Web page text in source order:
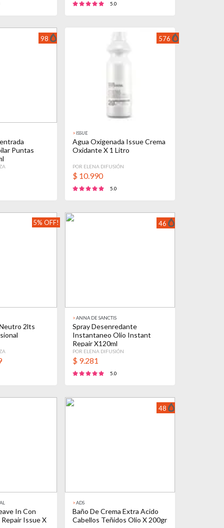
5.0
98
Puntas
576
> ISSUE
Agua Oxigenada Issue Crema
Oxidante X 1 Litro
POR ELENA DIFUSIÓN
$ 10.990
5.0
5% OFF!
2lts
46
>ANNA DE SANCTIS
Spray Desenredante
Instantaneo Olio Instant
Repair X120ml
POR ELENA DIFUSIÓN
$ 9.281
5.0
In Con
Issue X
48
>ADS
Baño De Crema Extra Acido
Cabellos Teñidos Olio X 200gr